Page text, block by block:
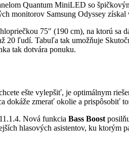
Quantum MiniLED so
monitorov Samsung Odyssey
75″ (190 cm), na ktorú sa
ľudí. Tabuľa tak umožňuje
tak dotvára ponuku.
ešte vylepšiť, je optimálnym
zmerať okolie a prispôsobiť
Nová funkcia Bass Boost
hlasových asistentov, ku